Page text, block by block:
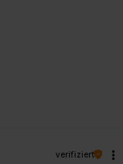
verifiziert